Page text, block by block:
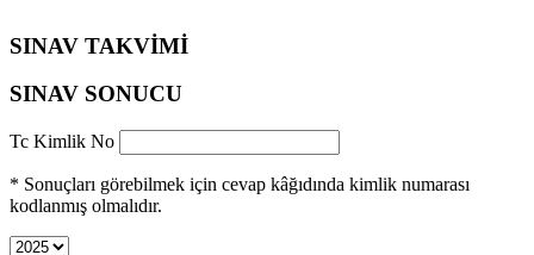
SINAV TAKVİMİ
SINAV SONUCU
Tc Kimlik No
* Sonuçları görebilmek için cevap kâğıdında kimlik numarası
kodlanmış olmalıdır.